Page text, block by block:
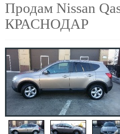
Продам Nissan
КРАСНОДАР